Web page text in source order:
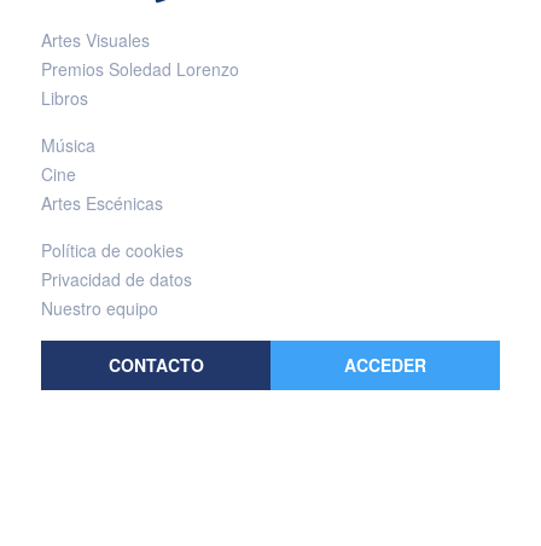
Artes Visuales
Premios Soledad Lorenzo
Libros
Música
Cine
Artes Escénicas
Política de cookies
Privacidad de datos
Nuestro equipo
CONTACTO ACCEDER